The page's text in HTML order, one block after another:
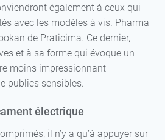
également à ceux qui
avec les modèles à vis. Pharma
de Praticima. Ce dernier,
et à sa forme qui évoque un
moins impressionnant
publics sensibles.
électrique
il n’y a qu’à appuyer sur